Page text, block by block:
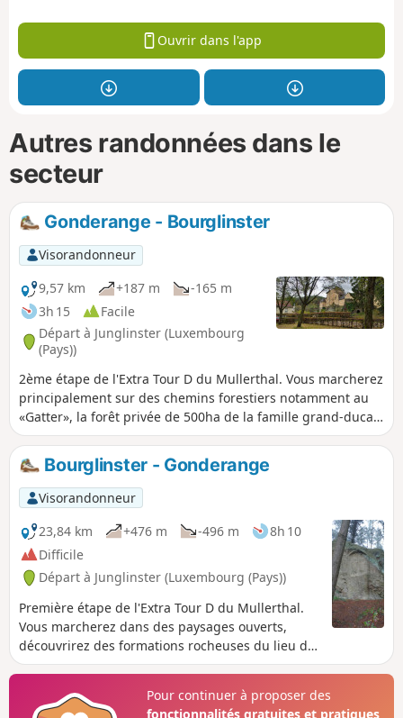
Ouvrir dans l'app
Autres randonnées dans le
secteur
Gonderange - Bourglinster
Visorandonneur
9,57 km
+187 m
-165 m
3h 15
Facile
Départ à Junglinster (Luxembourg
(Pays))
2ème étape de l'Extra Tour D du Mullerthal. Vous marcherez
principalement sur des chemins forestiers notamment au
«Gatter», la forêt privée de 500ha de la famille grand-ducale
accessible au public depuis 2009. Le château de
Bourglinster sera votre point final.
Bourglinster - Gonderange
Visorandonneur
23,84 km
+476 m -496 m
8h 10
Difficile
Départ à Junglinster (Luxembourg (Pays))
Première étape de l'Extra Tour D du Mullerthal.
Vous marcherez dans des paysages ouverts,
découvrirez des formations rocheuses du lieu de
culte préhistorique de Häerdcheslay mais aussi
fourneaux) et foulerez des chemins forestiers.
Pour continuer à proposer des
fonctionnalités gratuites et pratiques